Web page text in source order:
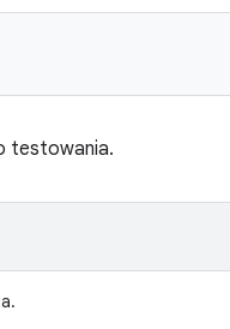
testowania.